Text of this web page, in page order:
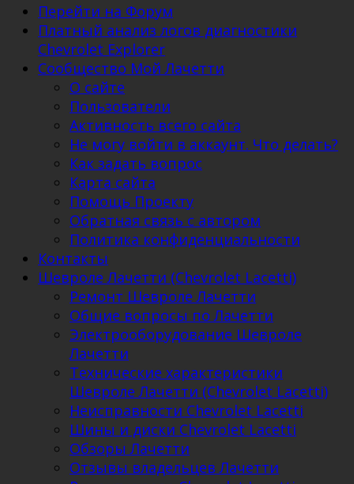
Перейти на Форум
Платный анализ логов диагностики
Chevrolet Explorer
Сообщество Мой Лачетти
О сайте
Пользователи
Активность всего сайта
Не могу войти в аккаунт. Что делать?
Как задать вопрос
Карта сайта
Помощь Проекту
Обратная связь с автором
Политика конфиденциальности
Контакты
Шевроле Лачетти (Chevrolet Lacetti)
Ремонт Шевроле Лачетти
Общие вопросы по Лачетти
Электрооборудование Шевроле
Лачетти
Технические характеристики
Шевроле Лачетти (Chevrolet Lacetti)
Неисправности Chevrolet Lacetti
Шины и диски Chevrolet Lacetti
Обзоры Лачетти
Отзывы владельцев Лачетти